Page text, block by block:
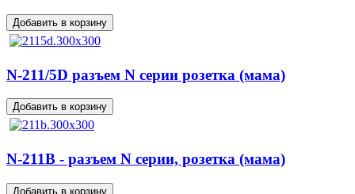
N-211/5D разъем N серии розетка (мама)
N-211B - разъем N серии, розетка (мама)